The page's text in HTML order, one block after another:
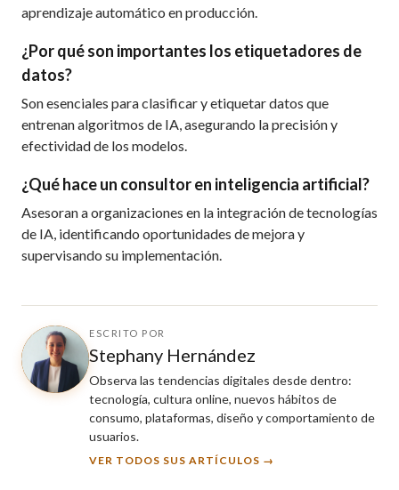
aprendizaje automático en producción.
¿Por qué son importantes los etiquetadores de
datos?
Son esenciales para clasificar y etiquetar datos que
entrenan algoritmos de IA, asegurando la precisión y
efectividad de los modelos.
¿Qué hace un consultor en inteligencia artificial?
Asesoran a organizaciones en la integración de tecnologías
de IA, identificando oportunidades de mejora y
supervisando su implementación.
ESCRITO POR
Stephany Hernández
Observa las tendencias digitales desde dentro:
tecnología, cultura online, nuevos hábitos de
consumo, plataformas, diseño y comportamiento de
usuarios.
VER TODOS SUS ARTÍCULOS →